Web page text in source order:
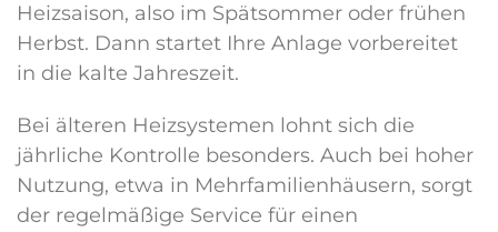
Heizsaison, also im Spätsommer oder frühen
Herbst. Dann startet Ihre Anlage vorbereitet
in die kalte Jahreszeit.
Bei älteren Heizsystemen lohnt sich die
jährliche Kontrolle besonders. Auch bei hoher
Nutzung, etwa in Mehrfamilienhäusern, sorgt
der regelmäßige Service für einen